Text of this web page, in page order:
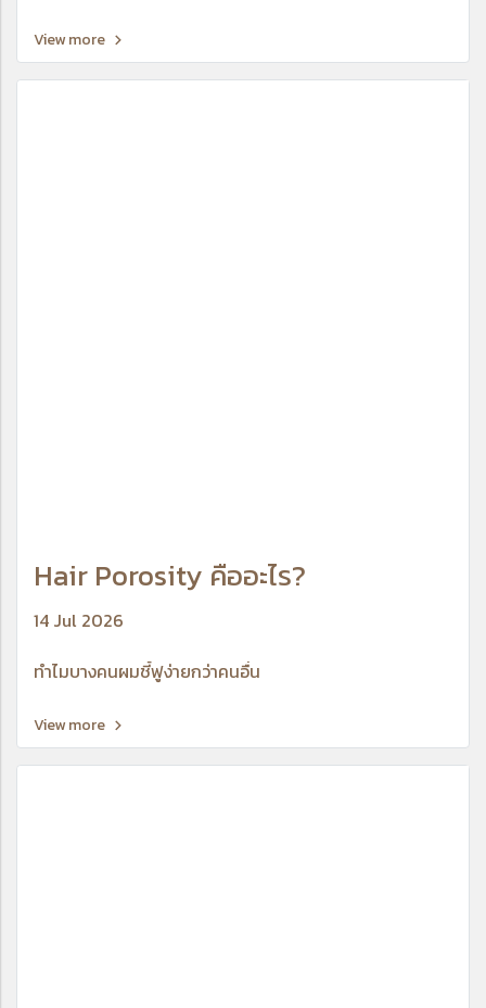
View more
Hair Porosity คืออะไร?
14 Jul 2026
ทำไมบางคนผมชี้ฟูง่ายกว่าคนอื่น
View more